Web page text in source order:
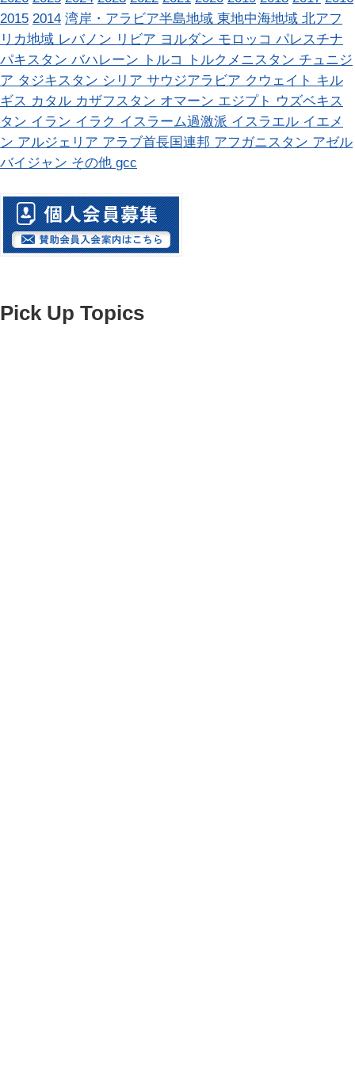
2015 2014 湾岸・アラビア半島地域 東地中海地域 北アフ
リカ地域 レバノン リビア ヨルダン モロッコ パレスチナ
パキスタン バハレーン トルコ トルクメニスタン チュニジ
ア タジキスタン シリア サウジアラビア クウェイト キル
ギス カタル カザフスタン オマーン エジプト ウズベキス
タン イラン イラク イスラーム過激派 イスラエル イエメ
ン アルジェリア アラブ首長国連邦 アフガニスタン アゼル
バイジャン その他 gcc
Pick Up Topics